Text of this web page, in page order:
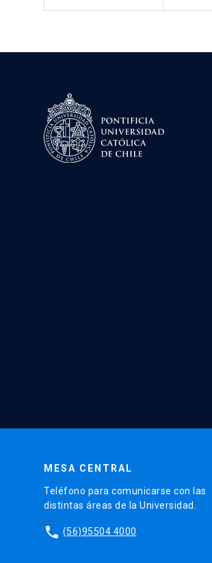
MESA CENTRAL
Teléfono para comunicarse con las
distintas áreas de la Universidad.
phone (56)95504 4000